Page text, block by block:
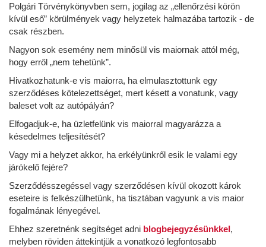
Polgári Törvénykönyvben sem, jogilag az „ellenőrzési körön
kívül eső” körülmények vagy helyzetek halmazába tartozik - de
csak részben.
Nagyon sok esemény nem minősül vis maiornak attól még,
hogy erről „nem tehetünk”.
Hivatkozhatunk-e vis maiorra, ha elmulasztottunk egy
szerződéses kötelezettséget, mert késett a vonatunk, vagy
baleset volt az autópályán?
Elfogadjuk-e, ha üzletfelünk vis maiorral magyarázza a
késedelmes teljesítését?
Vagy mi a helyzet akkor, ha erkélyünkről esik le valami egy
járókelő fejére?
Szerződésszegéssel vagy szerződésen kívül okozott károk
eseteire is felkészülhetünk, ha tisztában vagyunk a vis maior
fogalmának lényegével.
Ehhez szeretnénk segítséget adni blogbejegyzésünkkel,
melyben röviden áttekintjük a vonatkozó legfontosabb